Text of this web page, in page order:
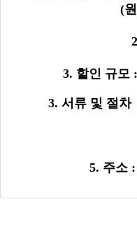
(
3. 할인 규모 :
3. 서류 및 절차
5. 주소